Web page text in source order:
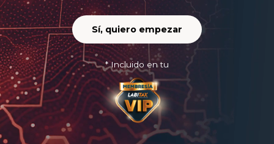
Sí, quiero empezar
* Incluido en tu